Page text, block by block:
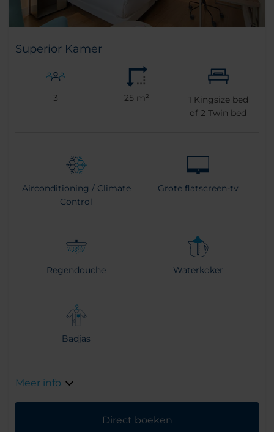
Superior Kamer
3 25 m² 1 Kingsize bed
of2 Twin bed
Airconditioning / Climate
Control
Grote flatscreen-tv
Regendouche Waterkoker
Badjas
Meer info
Direct boeken